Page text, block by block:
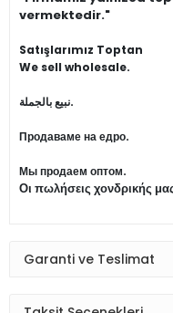
vermektedir."
Satışlarımız Toptan
We sell wholesale.
نبيع بالجملة.
Продаваме на едро.
Мы продаем оптом.
Οι πωλήσεις χονδρικής
Garanti ve Teslimat